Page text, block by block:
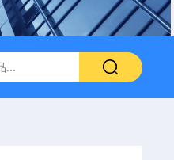
基透水砖透水速率试验装置